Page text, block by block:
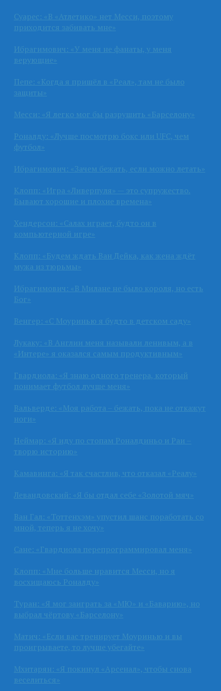
Суарес: «В «Атлетико» нет Месси, поэтому
приходится забивать мне»
Ибрагимович: «У меня не фанаты, у меня
верующие»
Пепе: «Когда я пришёл в «Реал», там не было
защиты»
Месси: «Я легко мог бы разрушить «Барселону»
Роналду: «Лучше посмотрю бокс или UFC, чем
футбол»
Ибрагимович: «Зачем бежать, если можно летать»
Клопп: «Игра «Ливерпуля» — это супружество.
Бывают хорошие и плохие времена»
Хендерсон: «Салах играет, будто он в
компьютерной игре»
Клопп: «Будем ждать Ван Дейка, как жена ждёт
мужа из тюрьмы»
Ибрагимович: «В Милане не было короля, но есть
Бог»
Венгер: «С Моуринью я будто в детском саду»
Лукаку: «В Англии меня называли ленивым, а в
«Интере» я оказался самым продуктивным»
Гвардиола: «Я знаю одного тренера, который
понимает футбол лучше меня»
Вальверде: «Моя работа – бежать, пока не откажут
ноги»
Неймар: «Я иду по стопам Роналдиньо и Раи –
творю историю»
Камавинга: «Я так счастлив, что отказал «Реалу»
Левандовский: «Я бы отдал себе «Золотой мяч»
Ван Гал: «Тоттенхэм» упустил шанс поработать со
мной, теперь я не хочу»
Сане: «Гвардиола перепрограммировал меня»
Клопп: «Мне больше нравится Месси, но я
восхищаюсь Роналду»
Туран: «Я мог заиграть за «МЮ» и «Баварию», но
выбрал чёртову «Барселону»
Матич: «Если вас тренирует Моуринью и вы
проигрываете, то лучше убегайте»
Мхитарян: «Я покинул «Арсенал», чтобы снова
веселиться»